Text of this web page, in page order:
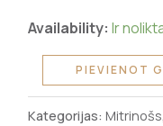
Availability: Ir
toņa
izlīdzināšanai
50ml
daudzums
PIEVIENOT
Kategorijas:Mitrinošs